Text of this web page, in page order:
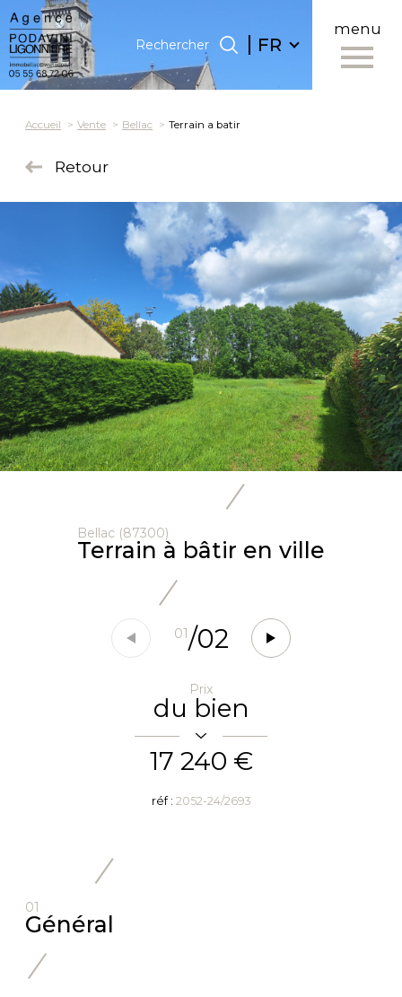
menu
Rechercher FR
Accueil Rechercher
0 Langue
FR
Accueil Vente Bellac Terrain a batir
Retour
Bellac (87300)
Terrain à bâtir en ville
01/02
Prix
du bien
17 240 €
réf : 2052-24/2693
01
Général